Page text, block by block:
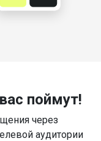
поймут!
через
аудитории